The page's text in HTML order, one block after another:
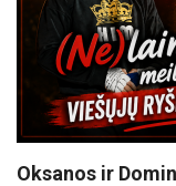
Oksanos ir